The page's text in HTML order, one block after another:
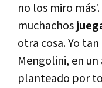
no los miro
muchachos
otra cosa. Yo
Mengolini, en
planteado por